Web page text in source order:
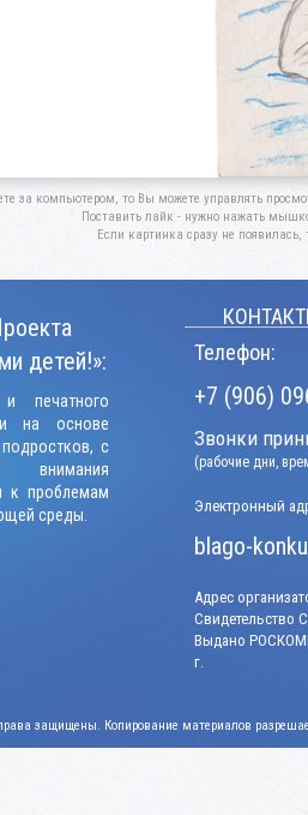
за компьютером, то Вы можете управлять
Поставить лайк - нужно нажать
Если картинка сразу не появилась,
детей!»:
печатного
на основе
с
внимания
к проблемам
среды.
Телефон:
+7 (906)
Звонки
(рабочие дни,
Электронный
blago-
Адрес
Свидетельство
Выдано
г.
защищены. Копирование материалов